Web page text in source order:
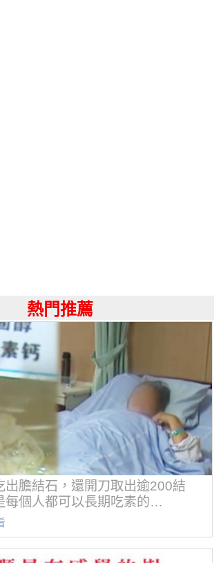
熱門推薦
出膽結石，還開刀取出逾200結
每個人都可以長期吃素的…